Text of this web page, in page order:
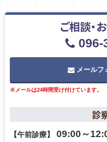
ご相談・
096-
メールフ
※メールは24時間受け付けています。
診
【午前診療】 09:00～